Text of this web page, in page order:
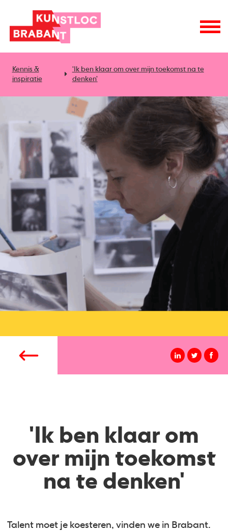
Kennis &
inspiratie
'Ik ben klaar om over mijn toekomst na te
denken'
'Ik ben klaar om
over mijn toekomst
na te denken'
Talent moet je koesteren, vinden we in Brabant.